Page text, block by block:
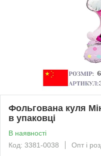
Фольгована куля
в упаковці
В наявності
Код: 3381-0038
Опт і